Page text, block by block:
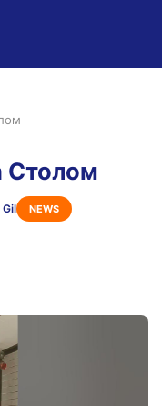
Столом
Gil NEWS